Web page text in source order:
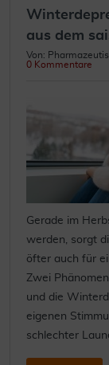
aus dem
Von:
0 Kommentare
Gerade im
werden, sorgt
öfter auch für
Zwei
und die
eigenen
schlechter